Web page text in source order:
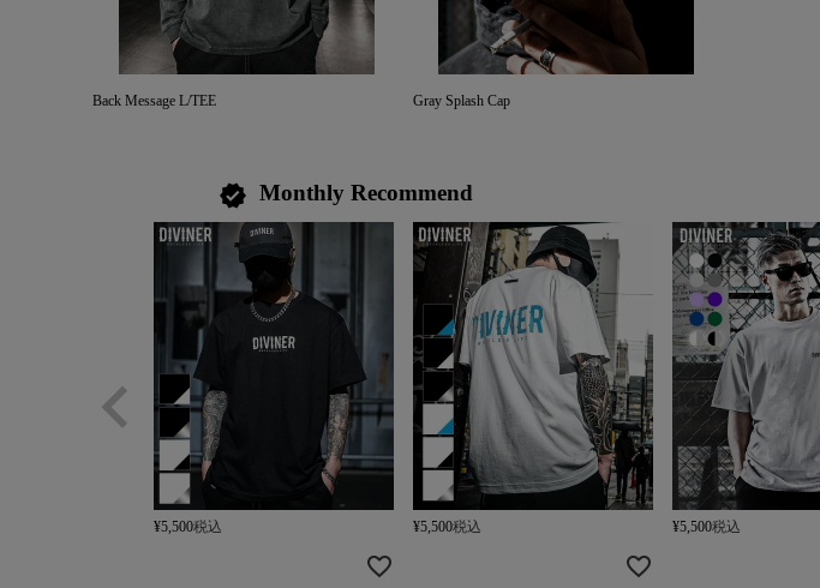
Back Message L/TEE Gray Splash Cap
verified Monthly Recommend
¥5,500税込 ¥5,500税込 ¥5,500税込